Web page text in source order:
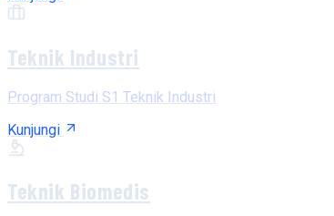
Teknik Industri
Program Studi S1 Teknik Industri
Kunjungi
Teknik Biomedis